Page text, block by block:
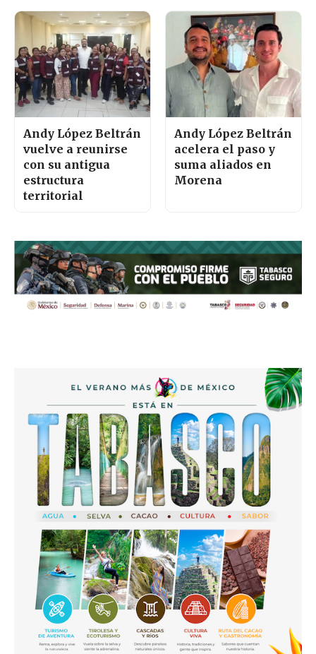
Andy López Beltrán
vuelve a reunirse
con su antigua
estructura
territorial
Andy López Beltrán
acelera el paso y
suma aliados en
Morena